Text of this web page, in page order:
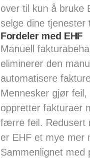
over til kun å bruke
selge dine tjenester
Fordeler med EHF
Manuell
eliminerer den
automatisere
Mennesker gjør
oppretter fakturaer
færre feil. Redusert
er EHF et mye mer
Sammenlignet med